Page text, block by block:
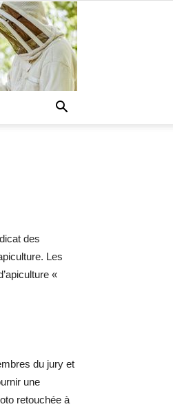
des
Les
«
du jury et
une
retouchée à